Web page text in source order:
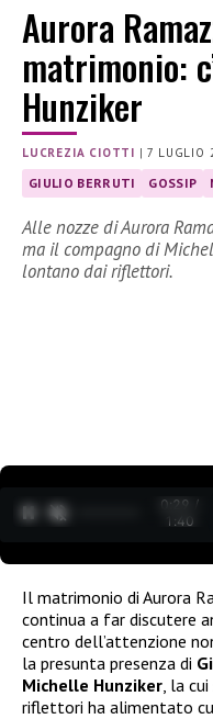
Aurora
matrimonio:
Hunziker
LUCREZIA CIOTTI |7 LUGLIO
GIULIO BERRUTI GOSSIP
Alle nozze di Aurora
ma il compagno di
lontano dai riflettori.
0:30 /
1:40
Il matrimonio di Aurora
continua a far discutere
centro dell’attenzione
la presunta presenza di
Michelle Hunziker , la
riflettori ha alimentato